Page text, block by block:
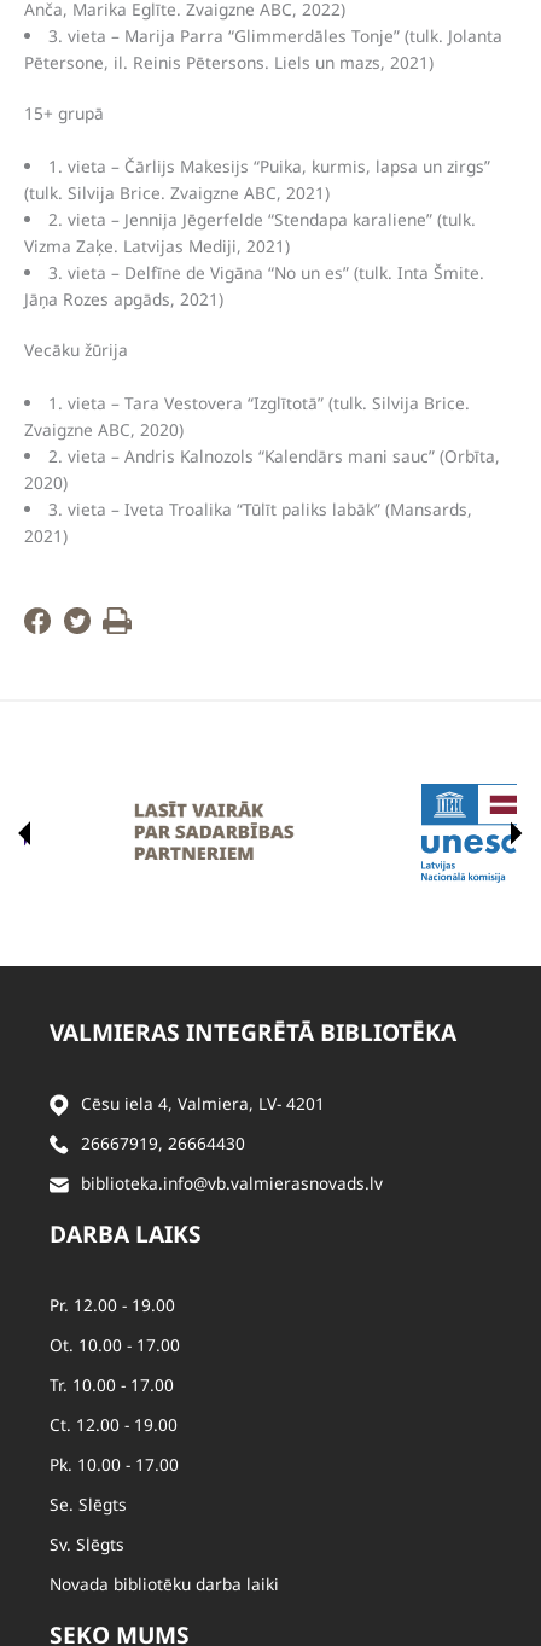
Anča, Marika Eglīte. Zvaigzne ABC, 2022)
3. vieta – Marija Parra “Glimmerdāles Tonje” (tulk. Jolanta
Pētersone, il. Reinis Pētersons. Liels un mazs, 2021)
15+ grupā
1. vieta – Čārlijs Makesijs “Puika, kurmis, lapsa un zirgs”
(tulk. Silvija Brice. Zvaigzne ABC, 2021)
2. vieta – Jennija Jēgerfelde “Stendapa karaliene” (tulk.
Vizma Zaķe. Latvijas Mediji, 2021)
3. vieta – Delfīne de Vigāna “No un es” (tulk. Inta Šmite.
Jāņa Rozes apgāds, 2021)
Vecāku žūrija
1. vieta – Tara Vestovera “Izglītotā” (tulk. Silvija Brice.
Zvaigzne ABC, 2020)
2. vieta – Andris Kalnozols “Kalendārs mani sauc” (Orbīta,
2020)
3. vieta – Iveta Troalika “Tūlīt paliks labāk” (Mansards,
2021)
VALMIERAS INTEGRĒTĀ BIBLIOTĒKA
Cēsu iela 4, Valmiera, LV- 4201
26667919, 26664430
biblioteka.info@vb.valmierasnovads.lv
DARBA LAIKS
Pr. 12.00 - 19.00
Ot. 10.00 - 17.00
Tr. 10.00 - 17.00
Ct. 12.00 - 19.00
Pk. 10.00 - 17.00
Se. Slēgts
Sv. Slēgts
Novada bibliotēku darba laiki
SEKO MUMS